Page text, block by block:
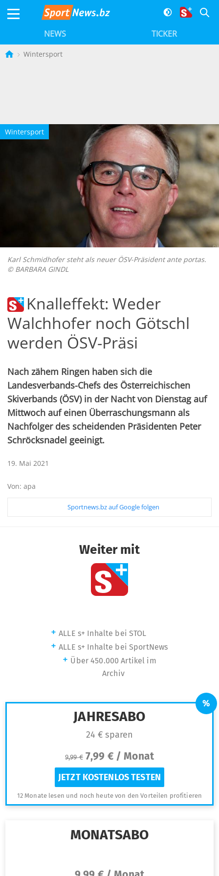
NEWS TICKER
Wintersport
Wintersport
Karl Schmidhofer steht als neuer ÖSV-Präsident ante portas.
© BARBARA GINDL
Knalleffekt: Weder
Walchhofer noch Götschl
werden ÖSV-Präsi
Nach zähem Ringen haben sich die
Landesverbands-Chefs des Österreichischen
Skiverbands (ÖSV) in der Nacht von Dienstag auf
Mittwoch auf einen Überraschungsmann als
Nachfolger des scheidenden Präsidenten Peter
Schröcksnadel geeinigt.
19. Mai 2021
Von: apa
Sportnews.bz auf Google folgen